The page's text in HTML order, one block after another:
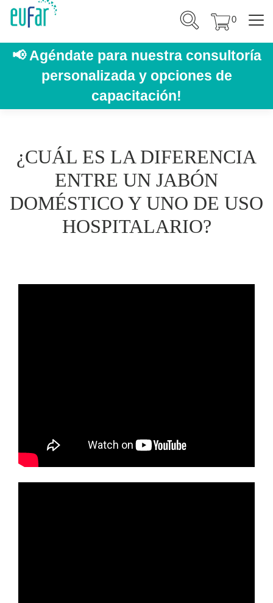
0
📢Agéndate para nuestra consultoría
personalizada y opciones de
capacitación!
¿CUÁL ES LA DIFERENCIA
ENTRE UN JABÓN
DOMÉSTICO Y UNO DE USO
HOSPITALARIO?